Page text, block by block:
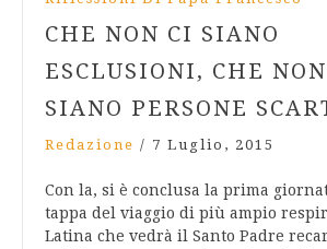
CHE NON CI SIANO
ESCLUSIONI, CHE
SIANO PERSONE
Redazione / 7 Luglio, 2015
Con la, si è conclusa la prima
tappa del viaggio di più ampio
Latina che vedrà il Santo Padre